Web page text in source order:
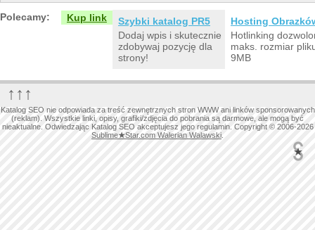
Polecamy: Kup link
Szybki katalog PR5
Dodaj wpis i skutecznie
zdobywaj pozycję dla
strony!
Hosting
Hotlinking
maks. rozmiar
9MB
↑↑↑
Katalog SEO nie odpowiada za treść zewnętrznych stron WWW ani linków sponsorowanych
(reklam). Wszystkie linki, opisy, grafiki/zdjęcia do pobrania są darmowe, ale mogą być
nieaktualne. Odwiedzając Katalog SEO akceptujesz jego regulamin. Copyright © 2006-2026
Sublime★Star.com Walerian Walawski